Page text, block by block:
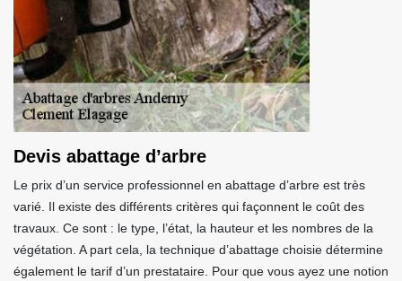
Devis abattage d’arbre
Le prix d’un service professionnel en abattage d’arbre est très
varié. Il existe des différents critères qui façonnent le coût des
travaux. Ce sont : le type, l’état, la hauteur et les nombres de la
végétation. A part cela, la technique d’abattage choisie détermine
également le tarif d’un prestataire. Pour que vous ayez une notion